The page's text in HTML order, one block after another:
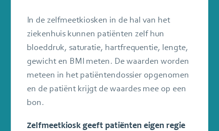
In de zelfmeetkiosken in de hal van het
ziekenhuis kunnen patiënten zelf hun
bloeddruk, saturatie, hartfrequentie, lengte,
gewicht en BMI meten. De waarden worden
meteen in het patiëntendossier opgenomen
en de patiënt krijgt de waardes mee op een
bon.
Zelfmeetkiosk geeft patiënten eigen regie